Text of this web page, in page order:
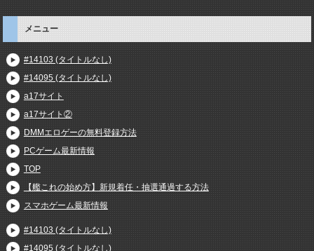
メニュー
#14103 (タイトルなし)
#14095 (タイトルなし)
a17サイト
a17サイト②
DMMエロゲーの無料登録方法
PCゲーム最新情報
TOP
【艦これの始め方】新規着任・抽選通過する方法
スマホゲーム最新情報
#14103 (タイトルなし)
#14095 (タイトルなし)